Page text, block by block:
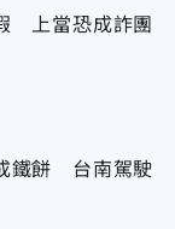
上當恐成詐團
鐵餅 台南駕駛